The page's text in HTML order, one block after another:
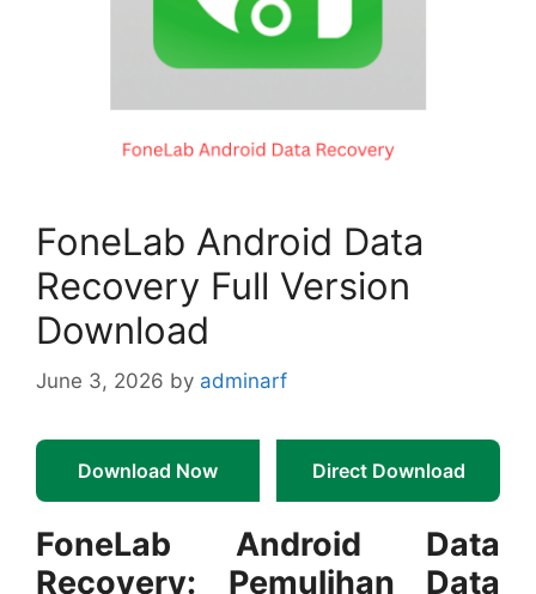
FoneLab Android Data
Recovery Full Version
Download
June 3, 2026 by adminarf
Download Now Direct Download
FoneLab Android Data
Recovery: Pemulihan Data